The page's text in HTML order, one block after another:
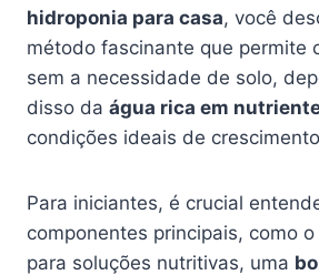
hidroponia para casa, você
método fascinante que permite
sem a necessidade de solo,
disso da água rica em
condições ideais de
Para iniciantes, é crucial
componentes principais, como
para soluções nutritivas, uma